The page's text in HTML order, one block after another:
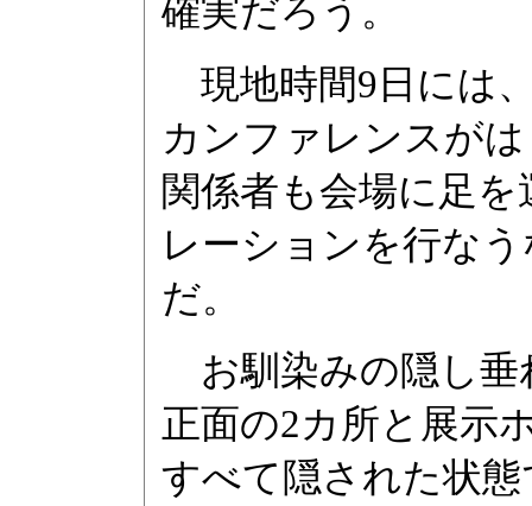
確実だろう。
現地時間9日には
カンファレンスが
関係者も会場に足
レーションを行な
だ。
お馴染みの隠し垂
正面の2カ所と展示
すべて隠された状